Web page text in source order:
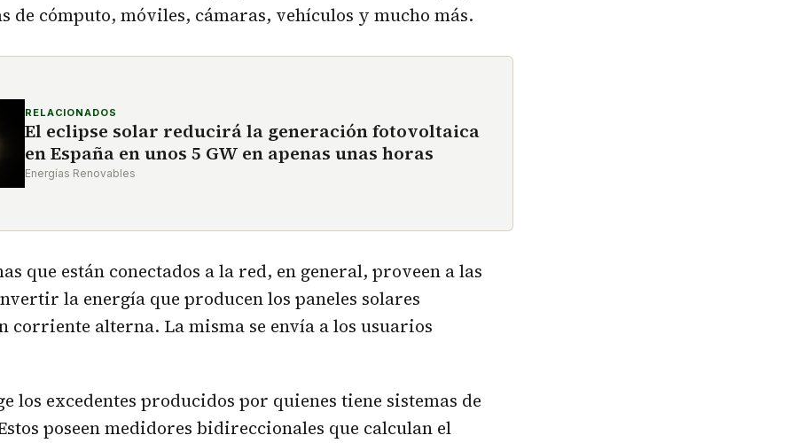
de cómputo, móviles, cámaras, vehículos y mucho más.
RELACIONADOS
El eclipse solar reducirá la generación fotovoltaica
en España en unos 5 GW en apenas unas horas
Energías Renovables
que están conectados a la red, en general, proveen a las
la energía que producen los paneles solares
corriente alterna. La misma se envía a los usuarios
los excedentes producidos por quienes tiene sistemas de
poseen medidores bidireccionales que calculan el